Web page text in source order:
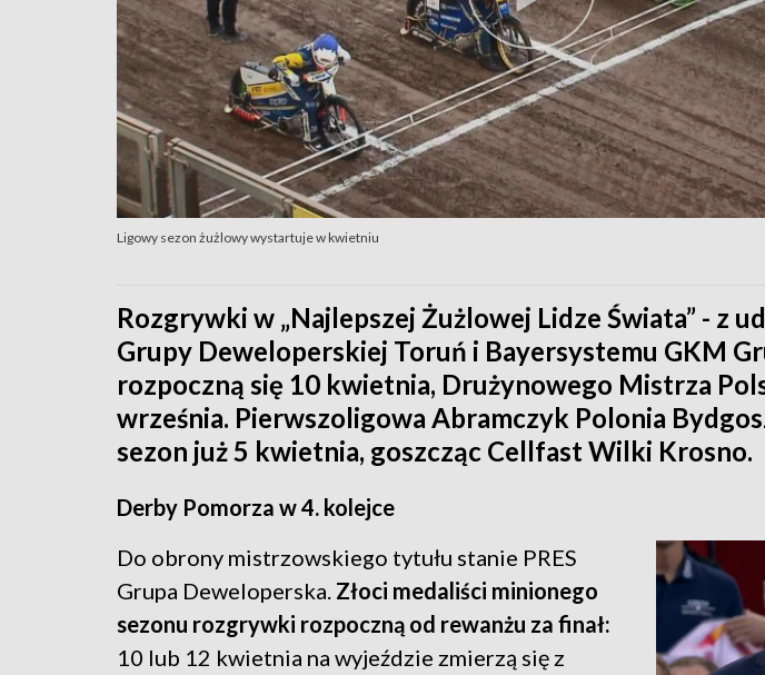
Ligowy sezon żużlowy wystartuje w kwietniu
Rozgrywki w „Najlepszej Żużlowej Lidze Świata” - z
Grupy Deweloperskiej Toruń i Bayersystemu GKM
rozpoczną się 10 kwietnia, Drużynowego Mistrza
września. Pierwszoligowa Abramczyk Polonia
sezon już 5 kwietnia, goszcząc Cellfast Wilki Krosno.
Derby Pomorza w 4. kolejce
Do obrony mistrzowskiego tytułu stanie PRES
Grupa Deweloperska. Złoci medaliści minionego
sezonu rozgrywki rozpoczną od rewanżu za finał:
10 lub 12 kwietnia na wyjeździe zmierzą się z